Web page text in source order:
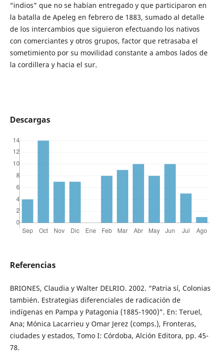
“indios” que no se habían entregado y que participaron en
la batalla de Apeleg en febrero de 1883, sumado al detalle
de los intercambios que siguieron efectuando los nativos
con comerciantes y otros grupos, factor que retrasaba el
sometimiento por su movilidad constante a ambos lados de
la cordillera y hacia el sur.
Descargas
Referencias
BRIONES, Claudia y Walter DELRIO. 2002. “Patria sí, Colonias
también. Estrategias diferenciales de radicación de
indígenas en Pampa y Patagonia (1885-1900)”. En: Teruel,
Ana; Mónica Lacarrieu y Omar Jerez (comps.), Fronteras,
ciudades y estados, Tomo I: Córdoba, Alción Editora, pp. 45-
78.